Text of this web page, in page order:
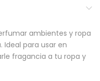
ambientes y ropa
Ideal para usar en
fragancia a tu ropa y